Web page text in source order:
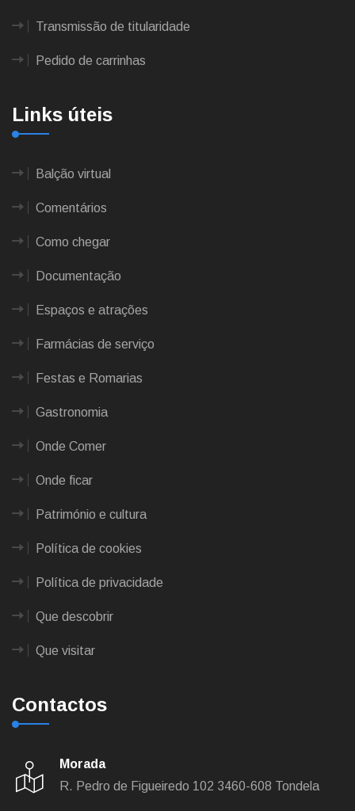
Transmissão de titularidade
Pedido de carrinhas
Links úteis
Balção virtual
Comentários
Como chegar
Documentação
Espaços e atrações
Farmácias de serviço
Festas e Romarias
Gastronomia
Onde Comer
Onde ficar
Património e cultura
Política de cookies
Política de privacidade
Que descobrir
Que visitar
Contactos
Morada
R. Pedro de Figueiredo 102 3460-608 Tondela